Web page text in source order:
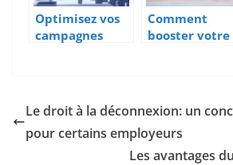
Optimisez vos
campagnes
AdWords
performant
Comment
booster votre
drive to store
locale
Le droit à la déconnexion: un
pour certains employeurs
Les avantages